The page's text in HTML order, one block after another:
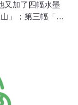
又加了四幅水墨
」；第三幅「春
來只能一知半
了一遍，略去了
讀一遍，讀到440
卷後，這點小悟
個字，譯義、